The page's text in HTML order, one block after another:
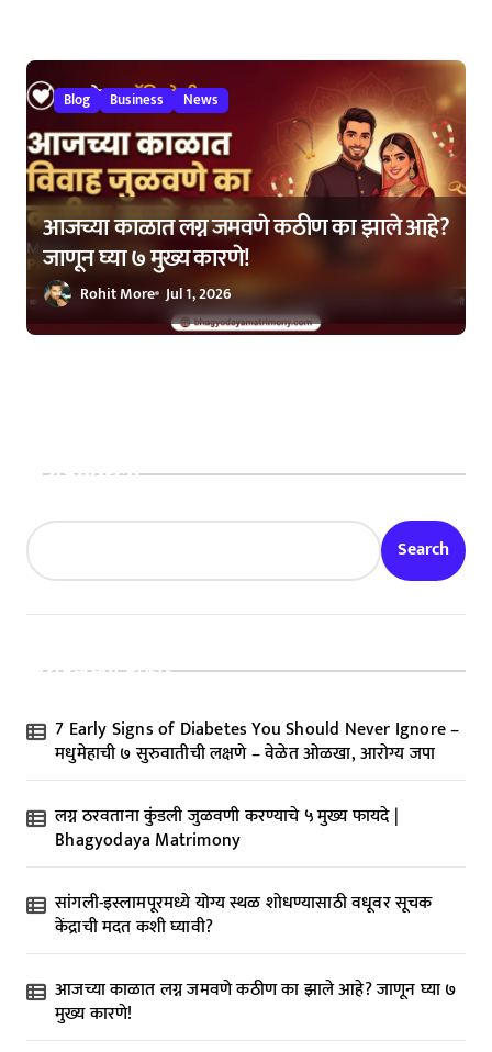
Blog Business News
आजच्या काळात लग्न जमवणे कठीण का झाले आहे?
जाणून घ्या ७ मुख्य कारणे!
Rohit More Jul 1, 2026
Search
Search
Recent Posts
7 Early Signs of Diabetes You Should Never Ignore –
मधुमेहाची ७ सुरुवातीची लक्षणे – वेळेत ओळखा, आरोग्य जपा
लग्न ठरवताना कुंडली जुळवणी करण्याचे ५ मुख्य फायदे |
Bhagyodaya Matrimony
सांगली-इस्लामपूरमध्ये योग्य स्थळ शोधण्यासाठी वधूवर सूचक
केंद्राची मदत कशी घ्यावी?
आजच्या काळात लग्न जमवणे कठीण का झाले आहे? जाणून घ्या ७
मुख्य कारणे!